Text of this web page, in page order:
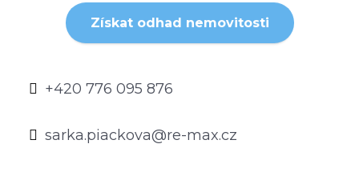
Získat odhad nemovitosti
+420 776 095 876
sarka.piackova@re-max.cz